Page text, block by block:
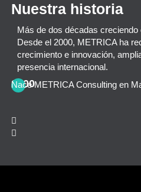
Nuestra historia
Más de dos décadas
Desde el 2000, METRICA ha
crecimiento e innovación,
presencia internacional.
2000
Nace METRICA Consulting en